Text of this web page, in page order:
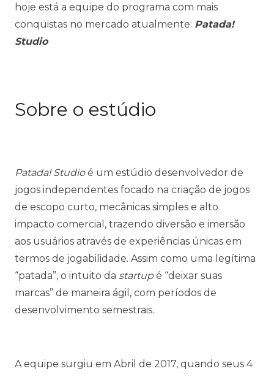
hoje está a equipe do programa com mais
conquistas no mercado atualmente: Patada!
Studio
Sobre o estúdio
Patada! Studioé um estúdio desenvolvedor de
jogos independentes focado na criação de jogos
de escopo curto, mecânicas simples e alto
impacto comercial, trazendo diversão e imersão
aos usuários através de experiências únicas em
termos de jogabilidade. Assim como uma legítima
“patada”, o intuito da startupé “deixar suas
marcas” de maneira ágil, com períodos de
desenvolvimento semestrais.
A equipe surgiu em Abril de 2017, quando seus 4